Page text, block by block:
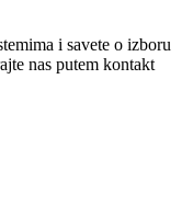
i savete o izboru
nas putem kontakt